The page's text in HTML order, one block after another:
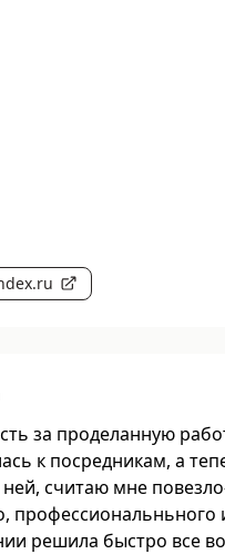
за проделанную
к посредникам, а
считаю мне
профессиональньного
решила быстро все